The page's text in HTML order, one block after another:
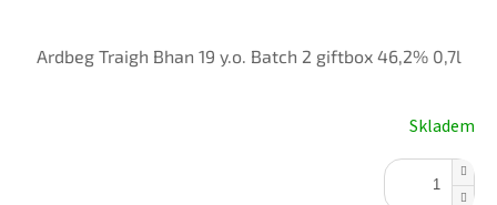
Ardbeg Traigh Bhan 19 y.o. Batch 2 giftbox 46,2% 0,7l
Skladem